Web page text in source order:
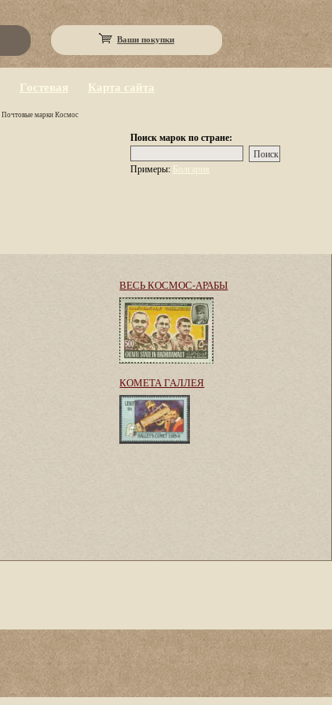
Ваши покупки
Гостевая Карта сайта
Почтовые марки Космос
Поиск марок по стране:
Примеры: Болгария
ВЕСЬ КОСМОС-АРАБЫ
КОМЕТА ГАЛЛЕЯ